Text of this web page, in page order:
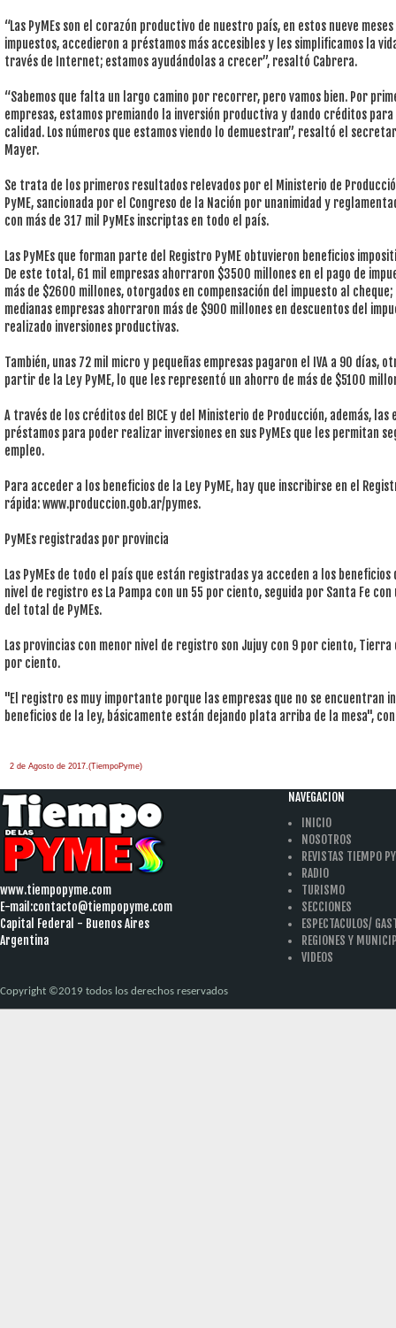
“Las PyMEs son el corazón productivo de nuestro país, en estos nueve
impuestos, accedieron a préstamos más accesibles y les simplificamos la
través de Internet; estamos ayudándolas a crecer”, resaltó Cabrera.
“Sabemos que falta un largo camino por recorrer, pero vamos bien. Por
empresas, estamos premiando la inversión productiva y dando créditos
calidad. Los números que estamos viendo lo demuestran”, resaltó el
Mayer.
Se trata de los primeros resultados relevados por el Ministerio de
PyME, sancionada por el Congreso de la Nación por unanimidad y
con más de 317 mil PyMEs inscriptas en todo el país.
Las PyMEs que forman parte del Registro PyME obtuvieron beneficios
De este total, 61 mil empresas ahorraron $3500 millones en el pago de
más de $2600 millones, otorgados en compensación del impuesto al
medianas empresas ahorraron más de $900 millones en descuentos del
realizado inversiones productivas.
También, unas 72 mil micro y pequeñas empresas pagaron el IVA a 90 días,
partir de la Ley PyME, lo que les representó un ahorro de más de $5100
A través de los créditos del BICE y del Ministerio de Producción, además,
préstamos para poder realizar inversiones en sus PyMEs que les permitan
empleo.
Para acceder a los beneficios de la Ley PyME, hay que inscribirse en el
rápida: www.produccion.gob.ar/pymes.
PyMEs registradas por provincia
Las PyMEs de todo el país que están registradas ya acceden a los beneficios
nivel de registro es La Pampa con un 55 por ciento, seguida por Santa Fe
del total de PyMEs.
Las provincias con menor nivel de registro son Jujuy con 9 por ciento, Tierra
por ciento.
"El registro es muy importante porque las empresas que no se encuentran
beneficios de la ley, básicamente están dejando plata arriba de la mesa",
2 de Agosto de 2017.(TiempoPyme)
www.tiempopyme.com
E-mail:contacto@tiempopyme.com
Capital Federal - Buenos Aires
Argentina
NAVEGACION
INICIO
NOSOTROS
REVISTAS TIEMPO
RADIO
TURISMO
SECCIONES
ESPECTACULOS/
REGIONES Y
VIDEOS
Copyright ©2019 todos los derechos reservados